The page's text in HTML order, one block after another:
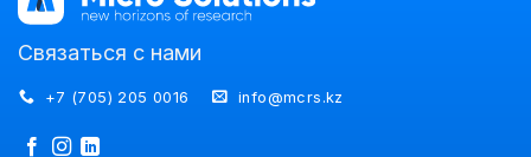
Связаться с нами
+7 (705) 205 0016 info@mcrs.kz